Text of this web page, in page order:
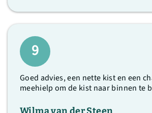
9
Goed advies, een nette kist en een
meehielp om de kist naar binnen te